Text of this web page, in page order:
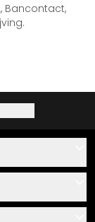
Bancontact,